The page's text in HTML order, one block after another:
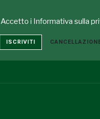
Accetto i Informativa sulla
ISCRIVITI